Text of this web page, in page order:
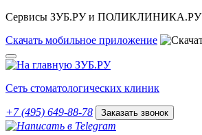
Сервисы ЗУБ.РУ и ПОЛИКЛИНИКА.РУ
Скачать мобильное приложение
Сеть стоматологических клиник
+7 (495) 649-88-78 Заказать звонок